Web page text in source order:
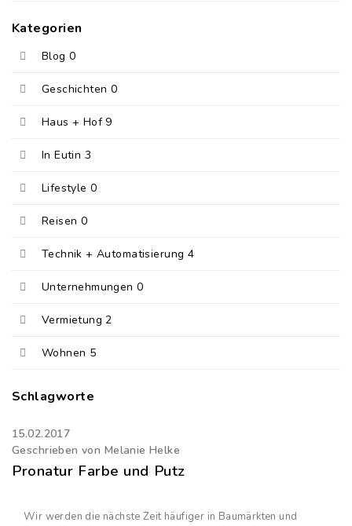
Kategorien
Blog 0
Geschichten 0
Haus + Hof9
In Eutin 3
Lifestyle0
Reisen 0
Technik + Automatisierung 4
Unternehmungen0
Vermietung2
Wohnen 5
Schlagworte
15.02.2017
Geschrieben von Melanie Helke
Pronatur Farbe und Putz
Wir werden die nächste Zeit häufiger in Baumärkten und